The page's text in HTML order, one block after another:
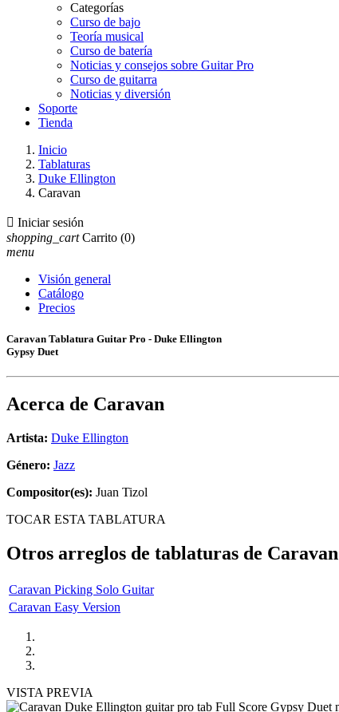
Categorías
Curso de bajo
Teoría musical
Curso de batería
Noticias y consejos sobre Guitar Pro
Curso de guitarra
Noticias y diversión
Soporte
Tienda
Inicio
Tablaturas
Duke Ellington
Caravan
 Iniciar sesión
shopping_cart Carrito (0)
menu
Visión general
Catálogo
Precios
Caravan Tablatura Guitar Pro - Duke Ellington
Gypsy Duet
Acerca de Caravan
Artista: Duke Ellington
Género: Jazz
Compositor(es): Juan Tizol
TOCAR ESTA TABLATURA
Otros arreglos de tablaturas de Caravan
Caravan Picking Solo Guitar
Caravan Easy Version
VISTA PREVIA